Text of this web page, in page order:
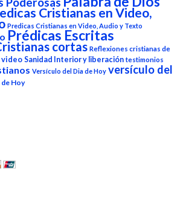
Cristianas en Video,
Predicas Cristianas en Video, Audio y Texto
Prédicas Escritas
cortas Reflexiones cristianas de
video Sanidad Interior y liberación testimonios
Versículo del Dia de Hoy versículo del
Hoy